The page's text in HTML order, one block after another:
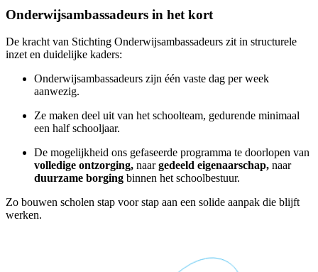
Onderwijsambassadeurs in het kort
De kracht van Stichting Onderwijsambassadeurs zit in structurele
inzet en duidelijke kaders:
Onderwijsambassadeurs zijn één vaste dag per week
aanwezig.
Ze maken deel uit van het schoolteam, gedurende minimaal
een half schooljaar.
De mogelijkheid ons gefaseerde programma te doorlopen van
volledige ontzorging, naargedeeld eigenaarschap, naar
duurzame borging binnen het schoolbestuur.
Zo bouwen scholen stap voor stap aan een solide aanpak die blijft
werken.